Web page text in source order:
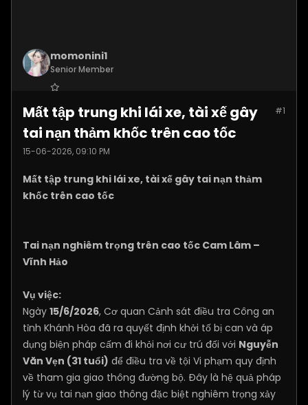
momonini1
Senior Member
Posts: 5399 #1
Mất tập trung khi lái xe, tài xế gây
tai nạn thảm khốc trên cao tốc
15-06-2026, 09:10 PM
Mất tập trung khi lái xe, tài xế gây tai nạn thảm
khốc trên cao tốc
Tai nạn nghiêm trọng trên cao tốc Cam Lâm –
Vĩnh Hảo
Vụ việc:
Ngày 15/6/2026, Cơ quan Cảnh sát điều tra Công an
tỉnh Khánh Hòa đã ra quyết định khởi tố bị can và áp
dụng biện pháp cấm đi khỏi nơi cư trú đối với Nguyễn
Văn Vẹn (31 tuổi) để điều tra về tội Vi phạm quy định
về tham gia giao thông đường bộ. Đây là hệ quả pháp
lý từ vụ tai nạn giao thông đặc biệt nghiêm trọng xảy